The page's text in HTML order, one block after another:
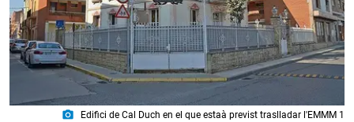
photo_camera Edifici de Cal Duch en el que estaà previst traslladar l'EMMM 1